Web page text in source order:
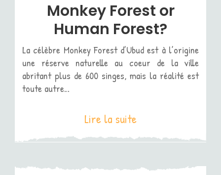
Monkey Forest or
Human Forest?
La célèbre Monkey Forest d’Ubud est à l’origine
une réserve naturelle au coeur de la ville
abritant plus de 600 singes, mais la réalité est
toute autre…
Lire la suite